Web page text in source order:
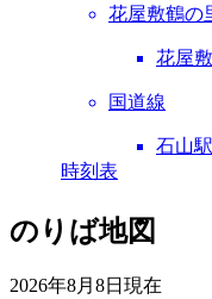
花屋敷鶴の
花屋
国道線
石山
時刻表
のりば地図
2026年8月8日 現在